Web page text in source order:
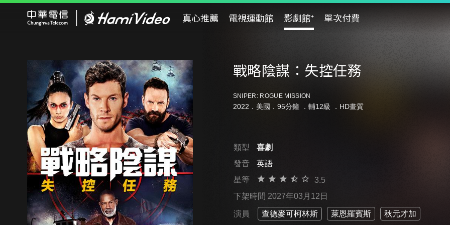
真心推薦 電視運動館 影劇館⁺ 單次付費
戰略陰謀：失控任務
SNIPER: ROGUE MISSION
2022．美國．95分鐘 ． 輔12級 ．HD畫質
類型
喜劇
發音
英語
星等
3.5
下架時間 2027年03月12日
演員 查德麥可柯林斯 萊恩羅賓斯 秋元才加